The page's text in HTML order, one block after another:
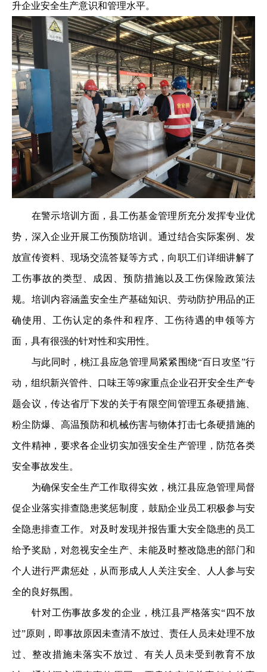
升企业安全生产意识和管理水平。
在警示培训方面，县工伤基金管理所充分发挥专业优
势，深入企业开展工伤预防培训。通过结合实际案例、发
放宣传资料、现场交流答疑等方式，向职工们详细讲解了
工伤事故的类型、成因、预防措施以及工伤保险政策法
规。培训内容涵盖安全生产基础知识、劳动防护用品的正
确使用、工伤认定的条件和程序、工伤待遇的申领等方
面，具有很强的针对性和实用性。
与此同时，桃江县应急管理局紧紧围绕“百日攻坚”行
动，组织新兴管件、口味王等9家重点企业召开安全生产专
题会议，传达省厅下发的关于有限空间管理五条硬措施、
粉尘防爆、高温预防和机械伤害与物体打击七条硬措施的
文件精神，要求各企业切实加强安全生产管理，防范各类
安全事故发生。
为确保安全生产工作取得实效，桃江县应急管理局督
促企业落实排查隐患奖惩制度，鼓励企业员工积极参与安
全隐患排查工作。对及时发现并报告重大安全隐患的员工
给予奖励，对忽视安全生产、未能及时整改隐患的部门和
个人进行严肃惩处，从而形成人人关注安全、人人参与安
全的良好氛围。
针对工伤事故多发的企业，桃江县严格落实“四不放
过”原则，即事故原因未查清不放过、责任人员未处理不放
过、整改措施未落实不放过、有关人员未受到教育不放